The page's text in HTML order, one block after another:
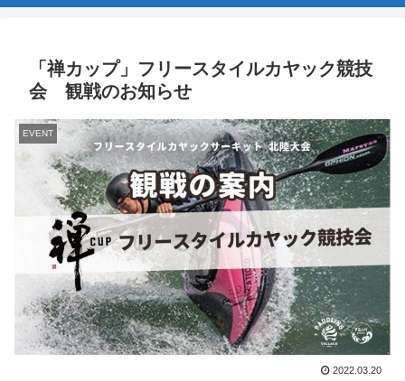
「禅カップ」フリースタイルカヤック競技
会 観戦のお知らせ
EVENT
2022.03.20